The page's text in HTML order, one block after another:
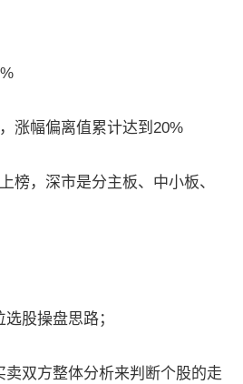
涨幅偏离值累计达到20%
榜，深市是分主板、中小板、
股操盘思路；
卖双方整体分析来判断个股的走